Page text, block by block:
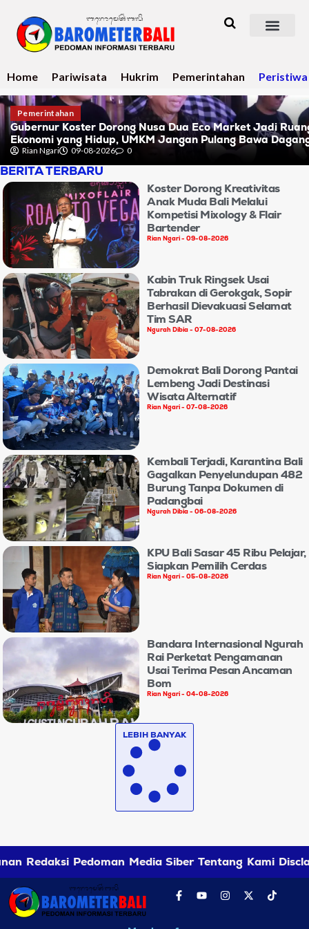
Home Pariwisata Hukrim Pemerintahan Peristiwa
Pemerintahan
Gubernur Koster Dorong Nusa Dua Eco Market Jadi
Ekonomi yang Hidup, UMKM Jangan Pulang Bawa
Rian Ngari 09-08-2026 0
BERITA TERBARU
Koster Dorong Kreativitas
Anak Muda Bali Melalui
Kompetisi Mixology & Flair
Bartender
Rian Ngari 09-08-2026
Kabin Truk Ringsek Usai
Tabrakan di Gerokgak, Sopir
Berhasil Dievakuasi Selamat
Tim SAR
Ngurah Dibia 07-08-2026
Demokrat Bali Dorong Pantai
Lembeng Jadi Destinasi
Wisata Alternatif
Rian Ngari 07-08-2026
Kembali Terjadi, Karantina Bali
Gagalkan Penyelundupan 482
Burung Tanpa Dokumen di
Padangbai
Ngurah Dibia 06-08-2026
KPU Bali Sasar 45 Ribu Pelajar,
Siapkan Pemilih Cerdas
Rian Ngari 05-08-2026
Bandara Internasional Ngurah
Rai Perketat Pengamanan
Usai Terima Pesan Ancaman
Bom
Rian Ngari 04-08-2026
LEBIH BANYAK
Redaksi Pedoman Media Siber Tentang Kami